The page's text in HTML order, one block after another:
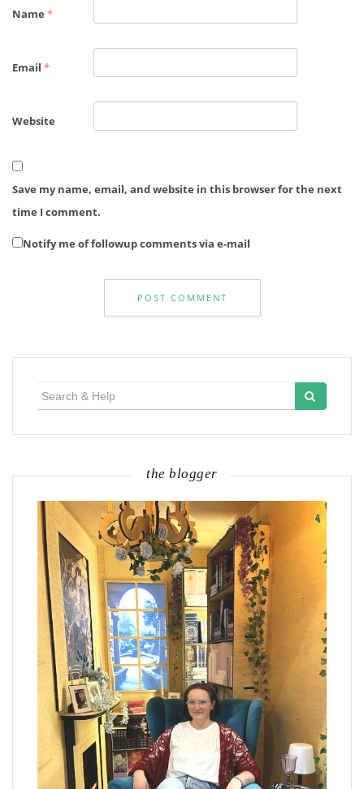
Name *
Email *
Website
Save my name, email, and website in this browser for the next
time I comment.
Notify me of followup comments via e-mail
the blogger